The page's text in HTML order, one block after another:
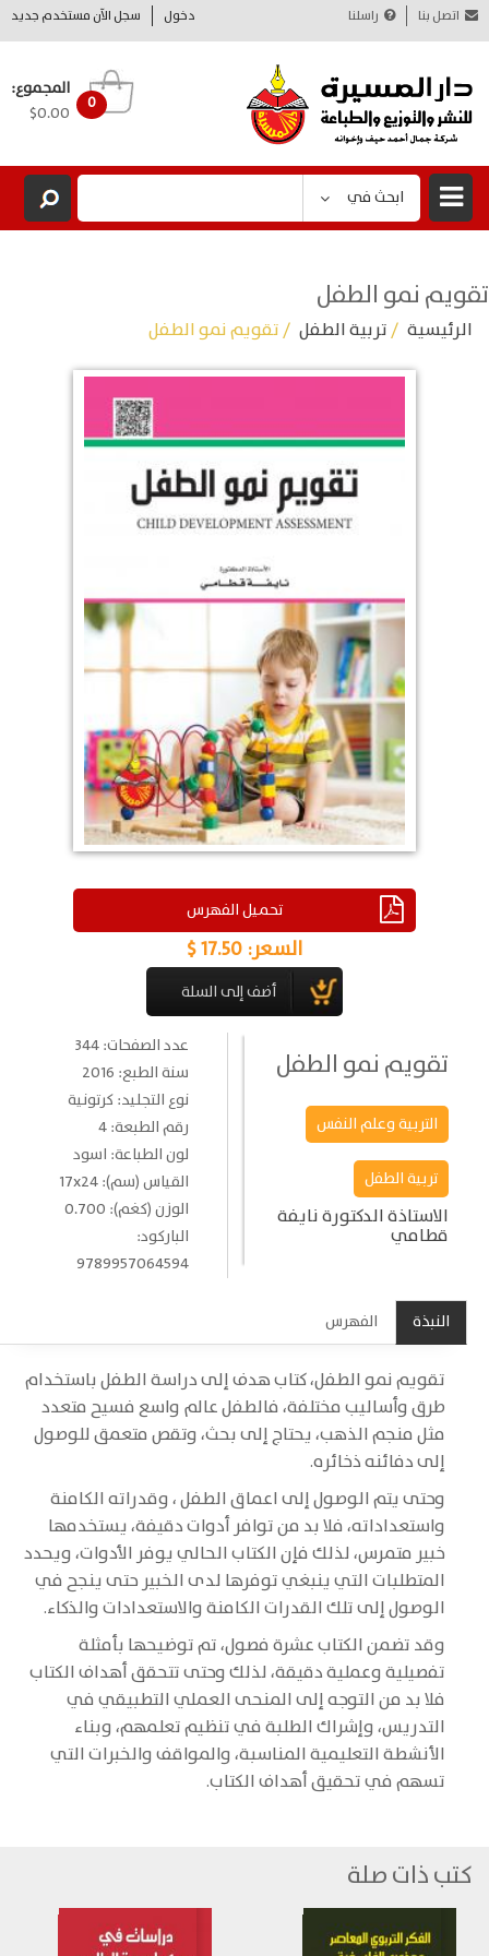
دخول سجل الآن مستخدم جديد اتصل بنا راسلنا
0
المجموع:
$0.00
ابحث في
تقويم نمو الطفل
الرئيسية /تربية الطفل / تقويم نمو الطفل
تحميل الفهرس
السعر: 17.50 $
تقويم نمو الطفل
التربية وعلم النفس
تربية الطفل
الاستاذة الدكتورة نايفة
قطامي
عدد الصفحات: 344
سنة الطبع: 2016
نوع التجليد: كرتونية
رقم الطبعة: 4
لون الطباعة: اسود
القياس (سم): 17x24
الوزن (كغم): 0.700
الباركود:
9789957064594
النبذة الفهرس
تقويم نمو الطفل، كتاب هدف إلى دراسة الطفل باستخدام
طرق وأساليب مختلفة، فالطفل عالم واسع فسيح متعدد
مثل منجم الذهب، يحتاج إلى بحث، وتقص متعمق للوصول
إلى دفائنه ذخائره.
وحتى يتم الوصول إلى اعماق الطفل ، وقدراته الكامنة
واستعداداته، فلا بد من توافر أدوات دقيفة، يستخدمها
خبير متمرس، لذلك فإن الكتاب الحالي يوفر الأدوات، ويحدد
المتطلبات التي ينبغي توفرها لدى الخبير حتى ينجح في
الوصول إلى تلك القدرات الكامنة والاستعدادات والذكاء.
وقد تضمن الكتاب عشرة فصول، تم توضيحها بأمثلة
تفصيلية وعملية دقيقة، لذلك وحتى تتحقق أهداف الكتاب
فلا بد من التوجه إلى المنحى العملي التطبيقي في
التدريس، وإشراك الطلبة في تنظيم تعلمهم، وبناء
الأنشطة التعليمية المناسبة، والمواقف والخبرات التي
تسهم في تحقيق أهداف الكتاب.
كتب ذات صلة